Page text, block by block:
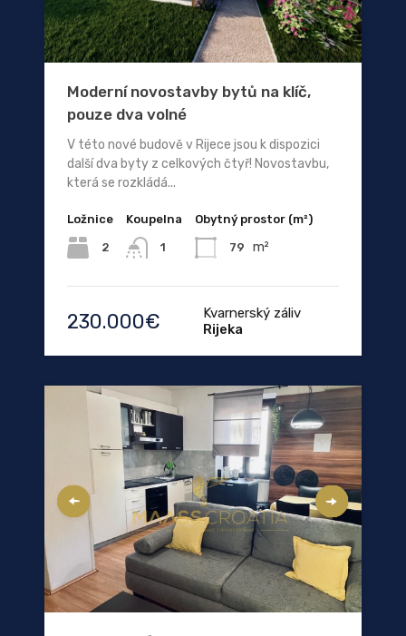
Moderní novostavby bytů na klíč,
pouze dva volné
V této nové budově v Rijece jsou k dispozici
další dva byty z celkových čtyř! Novostavbu,
která se rozkládá...
Ložnice
2
Koupelna
1
Obytný prostor (m²)
79 m²
230.000€
Kvarnerský záliv
Rijeka